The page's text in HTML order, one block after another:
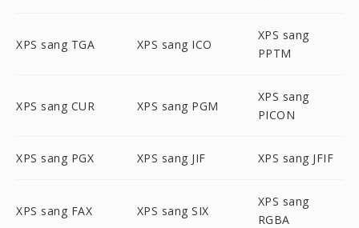
XPS sang TGA XPS sang ICO
XPS sang
PPTM
XPS sang CUR XPS sang PGM
XPS sang
PICON
XPS sang PGX XPS sang JIF XPS sang JFIF
XPS sang FAX XPS sang SIX
XPS sang
RGBA